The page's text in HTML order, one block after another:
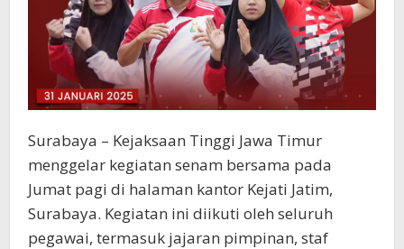
Surabaya – Kejaksaan Tinggi Jawa Timur
menggelar kegiatan senam bersama pada
Jumat pagi di halaman kantor Kejati Jatim,
Surabaya. Kegiatan ini diikuti oleh seluruh
pegawai, termasuk jajaran pimpinan, staf